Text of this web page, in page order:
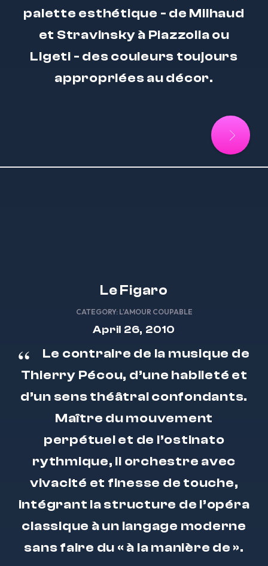
palette esthétique - de Milhaud
et Stravinsky à Piazzolla ou
Ligeti - des couleurs toujours
appropriées au décor.
Le Figaro
CATEGORY: L'AMOUR COUPABLE
April 26, 2010
Le contraire de la musique de
Thierry Pécou, d’une habileté et
d’un sens théâtral confondants.
Maître du mouvement
perpétuel et de l’ostinato
rythmique, il orchestre avec
vivacité et finesse de touche,
intégrant la structure de l’opéra
classique à un langage moderne
sans faire du « à la manière de ».